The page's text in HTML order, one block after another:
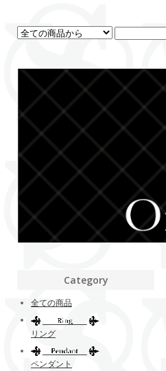
Category
全ての商品
リング
ペンダント